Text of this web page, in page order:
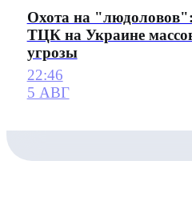
Охота на
ТЦК на Украине
угрозы
22:46
5 АВГ